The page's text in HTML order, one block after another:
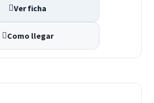
Ver ficha
Como llegar